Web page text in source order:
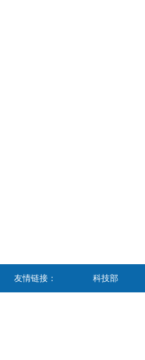
友情链接： 科技部